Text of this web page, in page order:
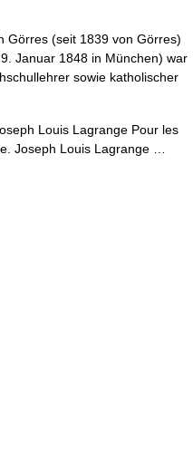
Görres (seit 1839 von Görres)
Januar 1848 in München) war
sowie katholischer
Louis Lagrange Pour les
Joseph Louis Lagrange …